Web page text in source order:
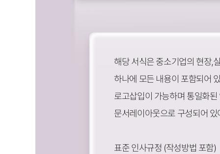
해당 서식은 중소기업의 현장,
하나에 모든 내용이 포함되어
로고삽입이 가능하며 통일화
문서레이아웃으로 구성되어
표준 인사규정 (작성방법 포함)